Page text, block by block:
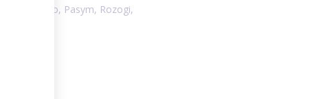
Jedwabno, Pasym, Rozogi,